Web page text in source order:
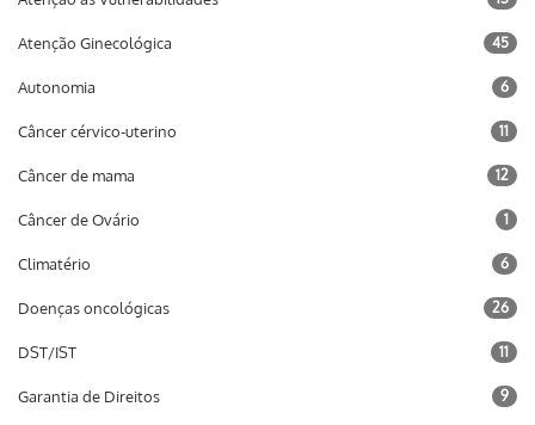
Atenção Ginecológica 45
Autonomia 6
Câncer cérvico-uterino 11
Câncer de mama 12
Câncer de Ovário 1
Climatério 6
Doenças oncológicas 26
DST/IST 11
Garantia de Direitos 9